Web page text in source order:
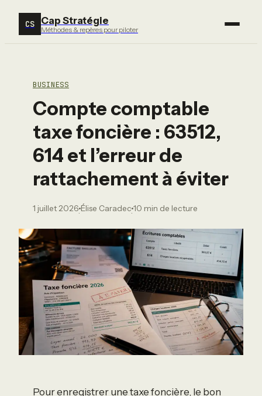
CS Cap Stratégie
Méthodes & repères pour piloter
BUSINESS
Compte comptable
taxe foncière : 63512,
614 et l’erreur de
rattachement à éviter
1 juillet 2026
·
Élise Caradec
·
10 min de lecture
Pour enregistrer une taxe foncière, le bon